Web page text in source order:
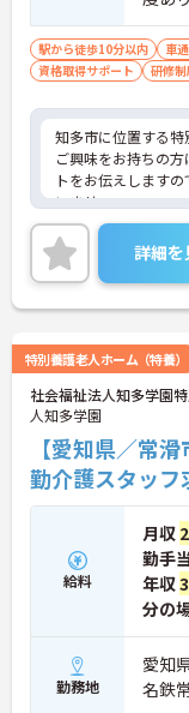
助 ■
駅から徒歩10分以内 車
資格取得サポート
研修制
知多市に位置する特
ご興味をお持ちの
トをお伝えします
いませ。
詳細を
特別養護老人ホーム（特養）
社会福祉法人知多学園
人知多学園
【愛知県／常
勤介護スタッフ
給料
月収
勤手
年収
分の
勤務地
愛知
名鉄